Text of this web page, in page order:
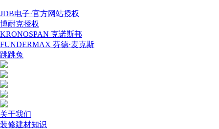
JDB电子·官方网站授权
博耐克授权
KRONOSPAN 克诺斯邦
FUNDERMAX 芬德·麦克斯
跳跳兔
关于我们
装修建材知识